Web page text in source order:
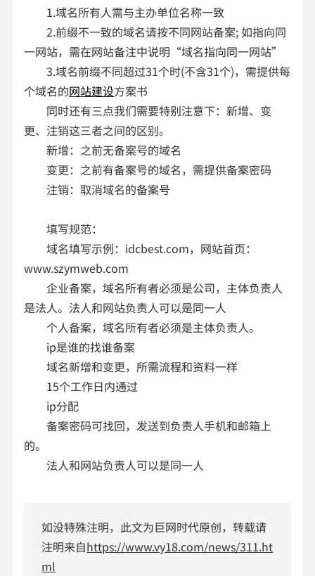
1.域名所有人需与主办单位名称一致
2.前缀不一致的域名请按不同网站备案; 如指向同
一网站，需在网站备注中说明“域名指向同一网站”
3.域名前缀不同超过31个时(不含31个)，需提供每
个域名的网站建设方案书
同时还有三点我们需要特别注意下：新增、变
更、注销这三者之间的区别。
新增：之前无备案号的域名
变更：之前有备案号的域名，需提供备案密码
注销：取消域名的备案号
填写规范：
域名填写示例：idcbest.com，网站首页：
www.szymweb.com
企业备案，域名所有者必须是公司，主体负责人
是法人。法人和网站负责人可以是同一人
个人备案，域名所有者必须是主体负责人。
ip是谁的找谁备案
域名新增和变更，所需流程和资料一样
15个工作日内通过
ip分配
备案密码可找回，发送到负责人手机和邮箱上
的。
法人和网站负责人可以是同一人
如没特殊注明，此文为巨网时代原创，转载请
注明来自https://www.vy18.com/news/311.ht
ml